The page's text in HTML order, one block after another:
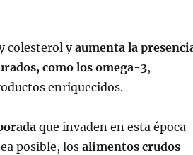
colesterol yaumenta la
como los omega-3,
enriquecidos.
que invaden en esta época
posible, los alimentos crudos